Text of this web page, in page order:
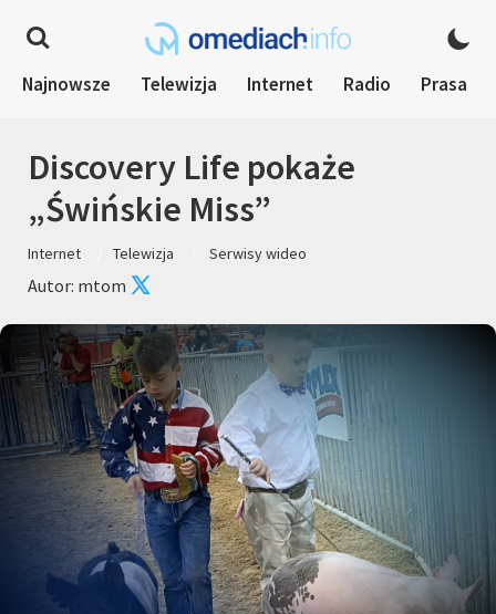
Najnowsze Telewizja Internet Radio Prasa
Discovery Life pokaże
„Świńskie Miss”
Internet Telewizja Serwisy wideo
Autor: mtom